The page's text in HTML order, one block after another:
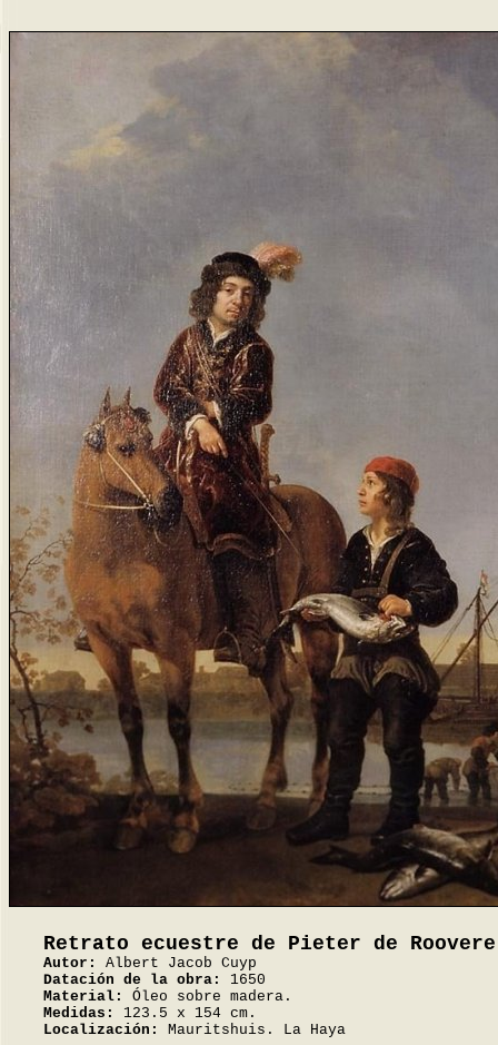
Retrato ecuestre de Pieter de Roovere
Autor:
Albert Jacob Cuyp
Datación de la obra:
1650
Material:
Óleo sobre madera.
Medidas:
123.5 x 154 cm.
Localización:
Mauritshuis. La Haya